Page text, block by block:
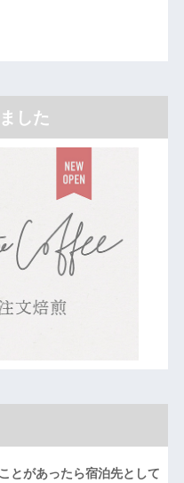
した
とがあったら宿泊先として